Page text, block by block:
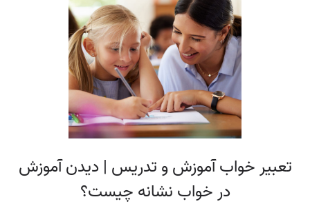
تعبیر خواب آموزش و تدریس | دیدن آموزش
در خواب نشانه چیست؟